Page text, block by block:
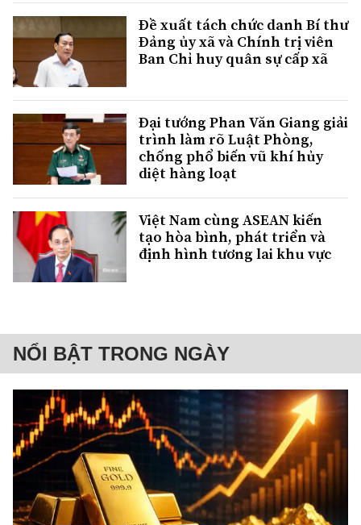
Đề xuất tách chức danh Bí thư
Đảng ủy xã và Chính trị viên
Ban Chỉ huy quân sự cấp xã
Đại tướng Phan Văn Giang giải
trình làm rõ Luật Phòng,
chống phổ biến vũ khí hủy
diệt hàng loạt
Việt Nam cùng ASEAN kiến
tạo hòa bình, phát triển và
định hình tương lai khu vực
NỔI BẬT TRONG NGÀY